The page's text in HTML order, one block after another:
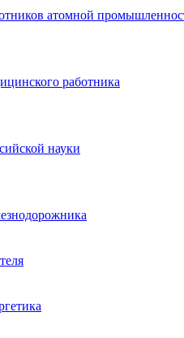
атомной
работника
науки